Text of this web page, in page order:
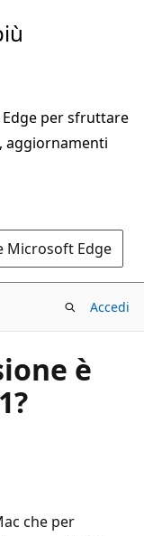
per sfruttare
aggiornamenti
Microsoft Edge
Accedi
è
che per